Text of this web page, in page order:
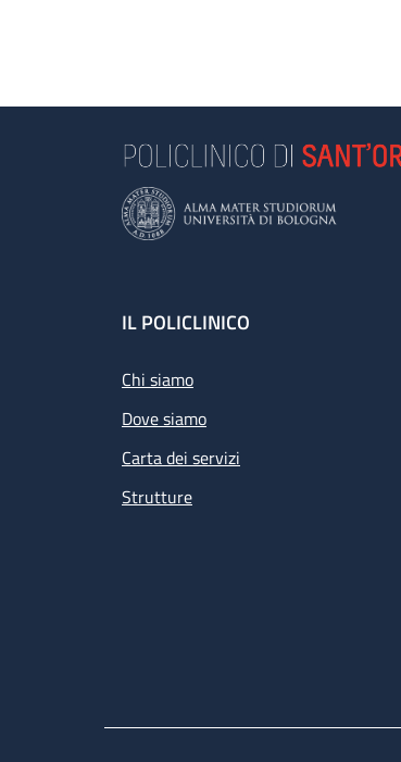
Footer
IL POLICLINICO
Chi siamo
Dove siamo
Carta dei servizi
Strutture